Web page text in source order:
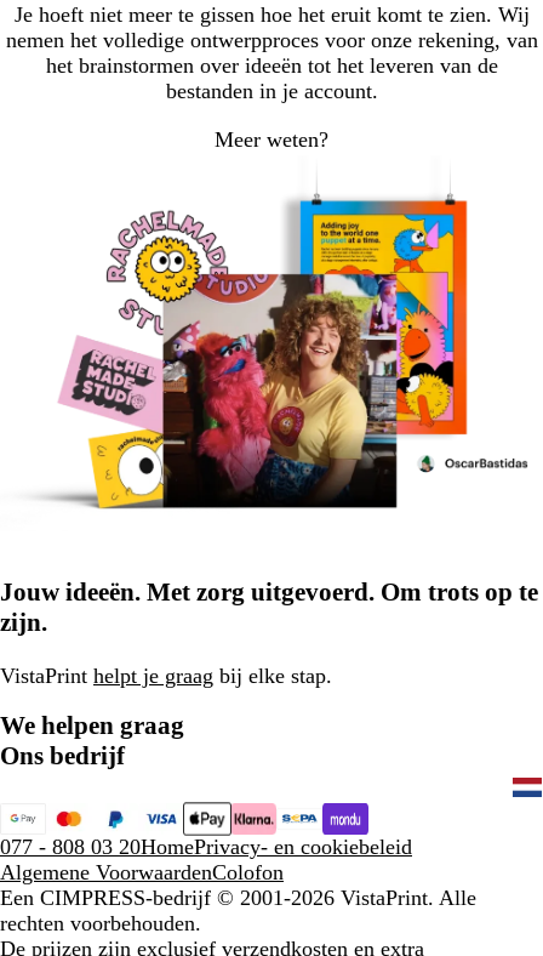
Je hoeft niet meer te gissen hoe het eruit komt te zien. Wij
nemen het volledige ontwerpproces voor onze rekening, van
het brainstormen over ideeën tot het leveren van de
bestanden in je account.
Meer weten?
Jouw ideeën. Met zorg uitgevoerd. Om trots op te
zijn.
VistaPrint helpt je graag bij elke stap.
We helpen graag
Ons bedrijf
077 - 808 03 20HomePrivacy- en cookiebeleid
Algemene VoorwaardenColofon
Een CIMPRESS-bedrijf © 2001-2026 VistaPrint. Alle
rechten voorbehouden.
De prijzen zijn exclusief verzendkosten en extra